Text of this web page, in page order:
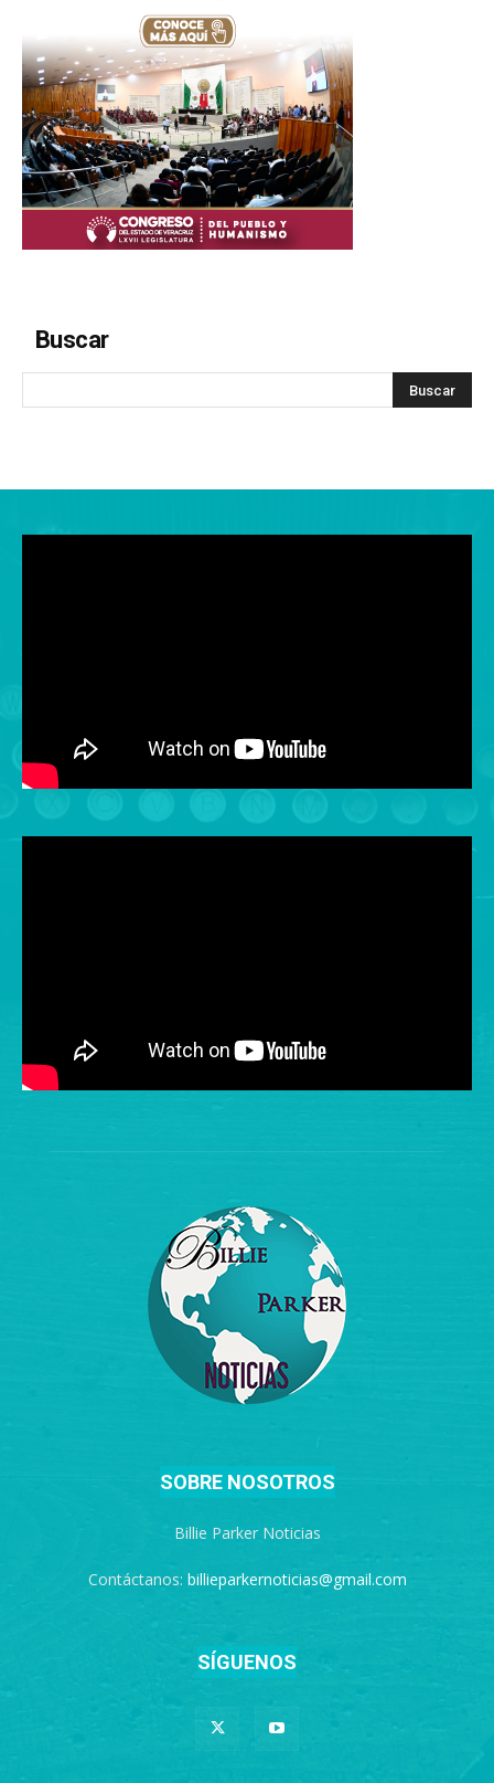
Buscar
SOBRE NOSOTROS
Billie Parker Noticias
Contáctanos: billieparkernoticias@gmail.com
SÍGUENOS